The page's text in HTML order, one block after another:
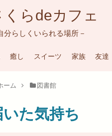
くらdeカフェ
分らしくいられる場所－
癒し スイーツ 家族 友達
ーム 図書館
いた気持ち